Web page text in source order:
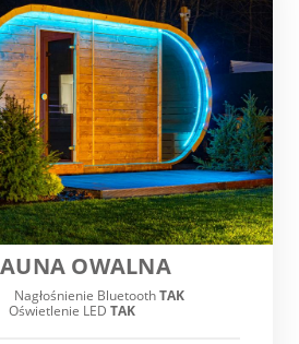
OWALNA
Nagłośnienie BluetoothTAK
Oświetlenie LED TAK